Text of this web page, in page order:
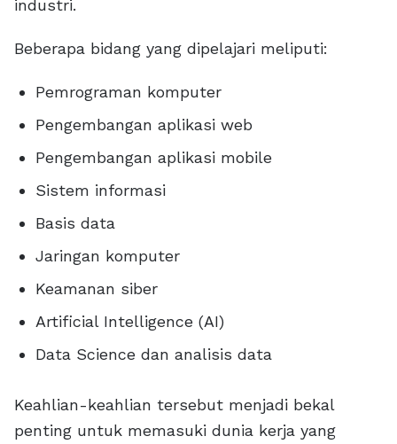
industri.
Beberapa bidang yang dipelajari meliputi:
Pemrograman komputer
Pengembangan aplikasi web
Pengembangan aplikasi mobile
Sistem informasi
Basis data
Jaringan komputer
Keamanan siber
Artificial Intelligence (AI)
Data Science dan analisis data
Keahlian-keahlian tersebut menjadi bekal
penting untuk memasuki dunia kerja yang